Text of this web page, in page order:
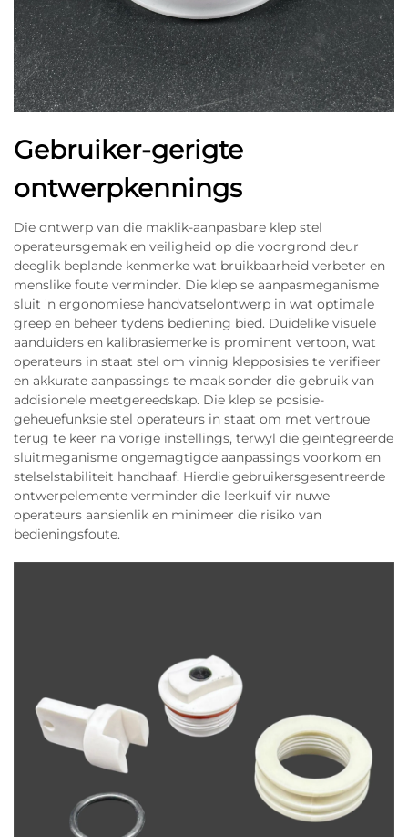
Gebruiker-gerigte
ontwerpkennings
Die ontwerp van die maklik-aanpasbare klep stel
operateursgemak en veiligheid op die voorgrond deur
deeglik beplande kenmerke wat bruikbaarheid verbeter en
menslike foute verminder. Die klep se aanpasmeganisme
sluit 'n ergonomiese handvatselontwerp in wat optimale
greep en beheer tydens bediening bied. Duidelike visuele
aanduiders en kalibrasiemerke is prominent vertoon, wat
operateurs in staat stel om vinnig klepposisies te verifieer
en akkurate aanpassings te maak sonder die gebruik van
addisionele meetgereedskap. Die klep se posisie-
geheuefunksie stel operateurs in staat om met vertroue
terug te keer na vorige instellings, terwyl die geïntegreerde
sluitmeganisme ongemagtigde aanpassings voorkom en
stelselstabiliteit handhaaf. Hierdie gebruikersgesentreerde
ontwerpelemente verminder die leerkuif vir nuwe
operateurs aansienlik en minimeer die risiko van
bedieningsfoute.